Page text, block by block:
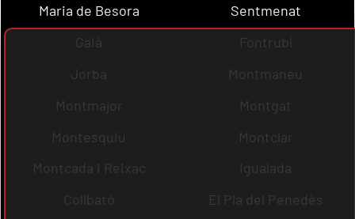
Maria de Besora
Sentmenat
Gaià
Fontrubí
Jorba
Montmaneu
Montmajor
Montgat
Montesquiu
Montclar
Montcada i Reixac
Igualada
Collbató
El Pla del Penedès